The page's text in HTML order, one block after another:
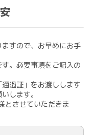
すので、お早めにお手
。必要事項をご記入の
過証」をお渡しします
します。
とさせていただきま